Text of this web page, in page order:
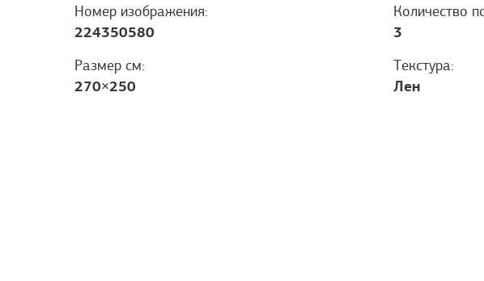
Номер изображения:
224350580
Количество
3
Размер см:
270×250
Текстура:
Лен